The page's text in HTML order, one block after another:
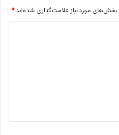
بخش‌های موردنیاز علامت‌گذاری شده‌اند*